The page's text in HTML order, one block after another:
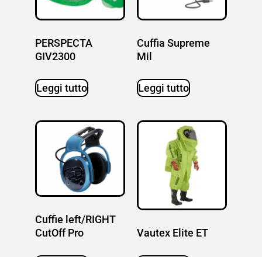
PERSPECTA
GIV2300
Leggi tutto
Cuffia Supreme
Mil
Leggi tutto
Cuffie left/RIGHT
CutOff Pro
Vautex Elite ET